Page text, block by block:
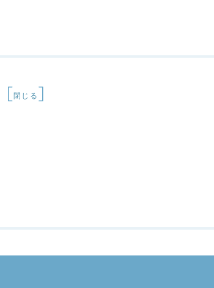
[閉じる ]